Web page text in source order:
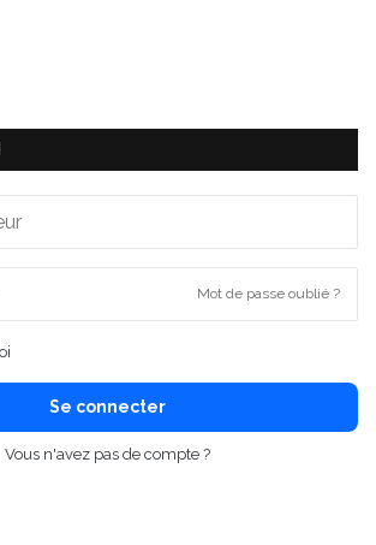
Mot de passe oublié ?
Se connecter
Vous n'avez pas de compte ?